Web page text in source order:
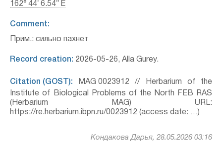
162° 44′ 6.54″ E
Comment:
Прим.: сильно пахнет
Record creation: 2026-05-26, Alla Gurey.
Citation (GOST): MAG 0023912 // Herbarium of the
Institute of Biological Problems of the North FEB RAS
(Herbarium MAG) URL:
https://re.herbarium.ibpn.ru/0023912 (access date: …)
Кондакова Дарья, 28.05.2026 03:16